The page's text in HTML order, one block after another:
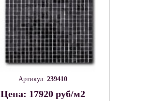
Артикул: 239410
Цена: 17920 руб/м2